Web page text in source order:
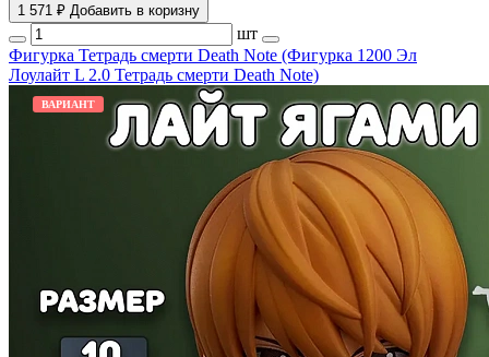
1 571 ₽ Добавить в коризну
шт
Фигурка Тетрадь смерти Death Note (Фигурка 1200 Эл
Лоулайт L 2.0 Тетрадь смерти Death Note)
ВАРИАНТ